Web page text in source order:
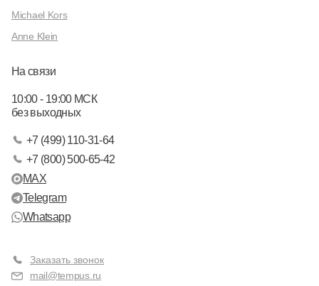
Michael Kors
Anne Klein
На связи
10:00 - 19:00 МСК
без выходных
+7 (499) 110-31-64
+7 (800) 500-65-42
MAX
Telegram
Whatsapp
Заказать звонок
mail@tempus.ru